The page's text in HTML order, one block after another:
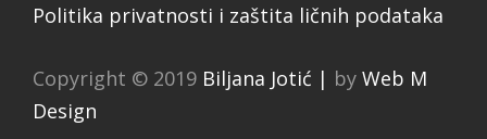
Politika privatnosti i zaštita ličnih podataka
Copyright © 2019 Biljana Jotić | by Web M
Design